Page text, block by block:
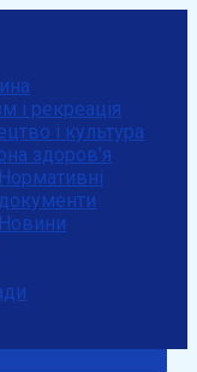
і рекреація
і культура
здоров'я
Нормативні
документи
Новини